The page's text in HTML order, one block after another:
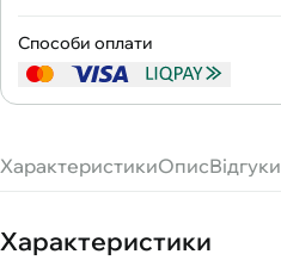
Способи оплати
ХарактеристикиОписВідгуки
Характеристики